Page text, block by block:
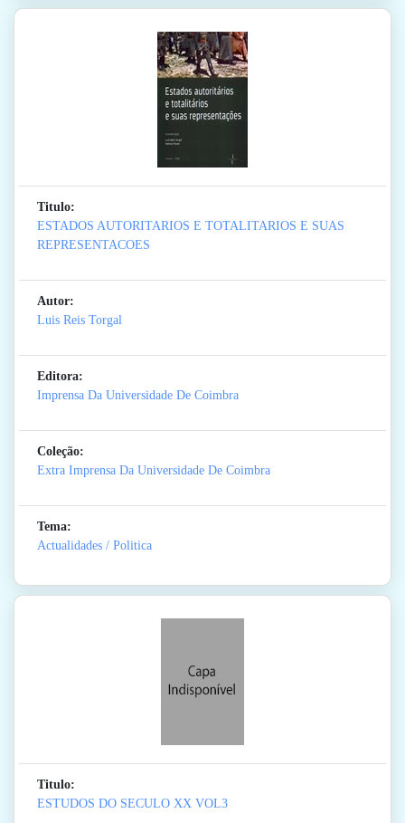
Titulo:
ESTADOS AUTORITARIOS E TOTALITARIOS E SUAS
REPRESENTACOES
Autor:
Luis Reis Torgal
Editora:
Imprensa Da Universidade De Coimbra
Coleção:
Extra Imprensa Da Universidade De Coimbra
Tema:
Actualidades / Politica
Titulo:
ESTUDOS DO SECULO XX VOL3